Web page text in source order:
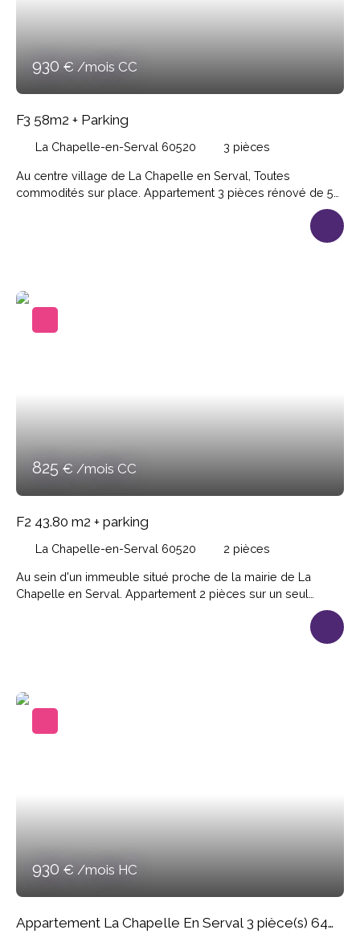
930 € /mois CC
F3 58m2 + Parking
La Chapelle-en-Serval 60520 3 pièces
Au centre village de La Chapelle en Serval, Toutes
commodités sur place. Appartement 3 pièces rénové de 58.
aménagée et équipée, 2 chambres, dégagement, 1 salle
825 € /mois CC
F2 43.80 m2 + parking
La Chapelle-en-Serval 60520 2 pièces
Au sein d'un immeuble situé proche de la mairie de La
Chapelle en Serval. Appartement 2 pièces sur un seul
Dépôt de garantie 800€; Honoraires de location 486. 17€
Disponible à partir de mi Août.
930 € /mois HC
Appartement La Chapelle En Serval 3 pièce(s) 64